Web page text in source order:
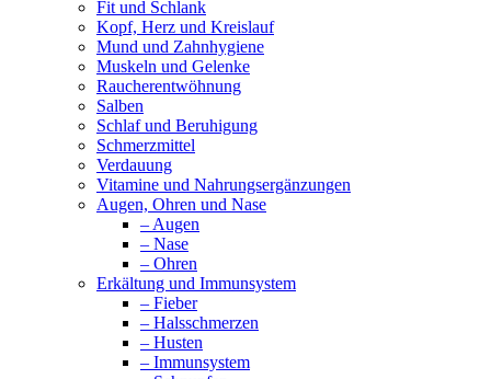
Fit und Schlank
Kopf, Herz und Kreislauf
Mund und Zahnhygiene
Muskeln und Gelenke
Raucherentwöhnung
Salben
Schlaf und Beruhigung
Schmerzmittel
Verdauung
Vitamine und Nahrungsergänzungen
Augen, Ohren und Nase
– Augen
– Nase
– Ohren
Erkältung und Immunsystem
– Fieber
– Halsschmerzen
– Husten
– Immunsystem